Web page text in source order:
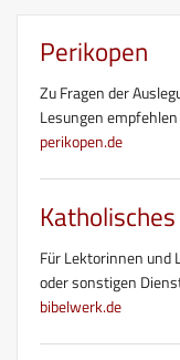
Perikopen
Zu Fragen der
Lesungen
perikopen.de
Für Lektorinnen und
oder sonstigen
bibelwerk.de